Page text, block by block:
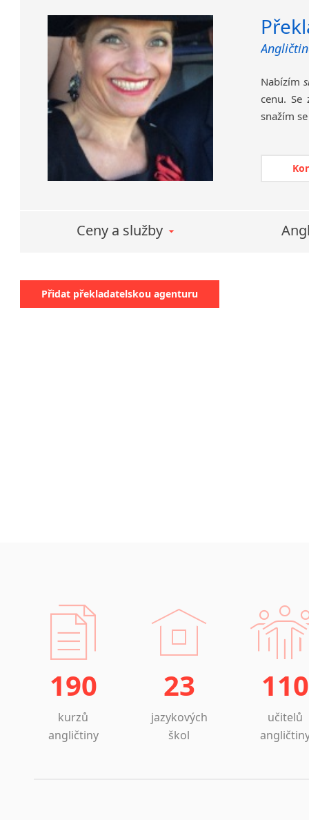
Nabízím
cenu. Se
snažím
Ceny a služby
Přidat překladatelskou agenturu
190
kurzů
angličtiny
23
jazykových
škol
110
učitelů